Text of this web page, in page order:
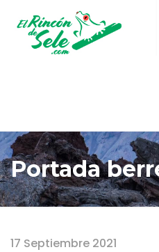
Portada
17 Septiembre 2021